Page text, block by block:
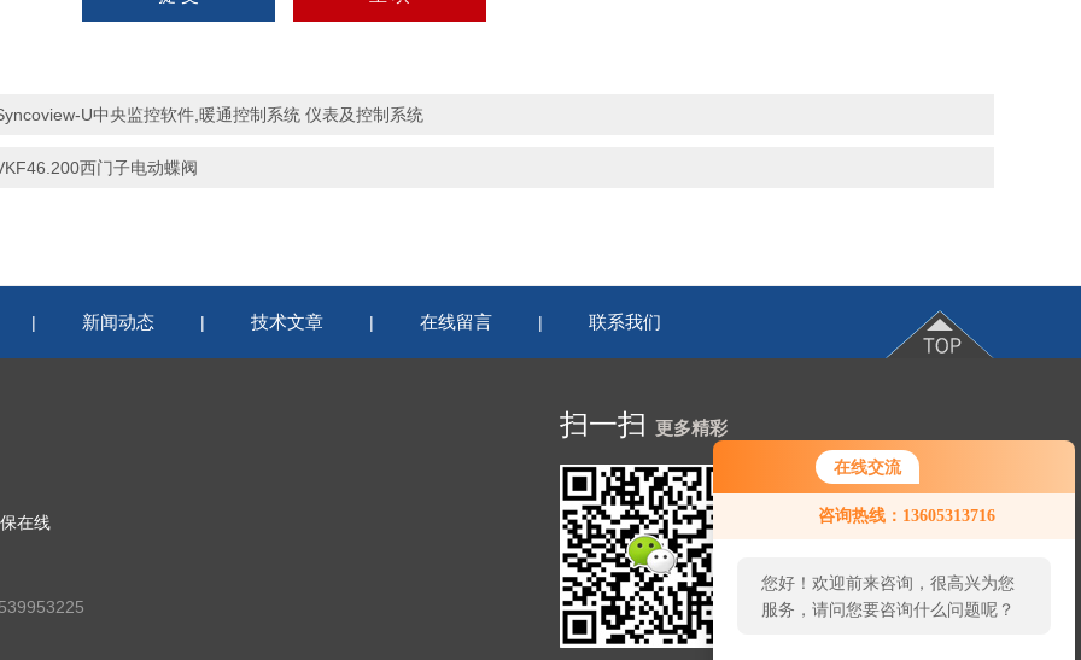
在线交流
咨询热线：13605313716
您好！欢迎前来咨询，很高兴为您
服务，请问您要咨询什么问题呢？
U中央监控软件,暖通控制系统 仪表及控制系统
西门子电动蝶阀
| 新闻动态 | 技术文章 | 在线留言 | 联系我们
在线
扫一扫 更多精彩